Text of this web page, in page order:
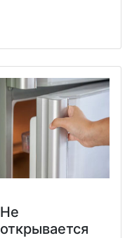
Не
открывается